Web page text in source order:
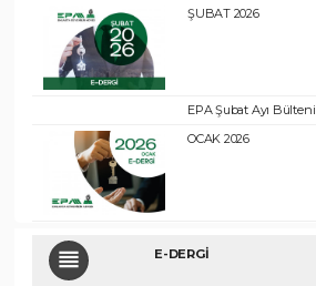
ŞUBAT 2026
EPA Şubat Ayı Bülteni
OCAK 2026
E-DERGİ